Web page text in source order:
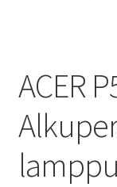
ACER